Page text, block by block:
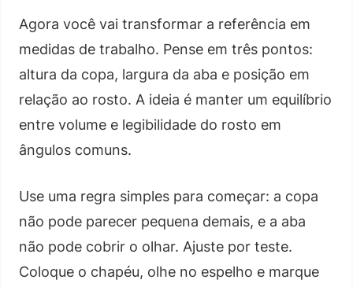
Agora você vai transformar a referência em
medidas de trabalho. Pense em três pontos:
altura da copa, largura da aba e posição em
relação ao rosto. A ideia é manter um equilíbrio
entre volume e legibilidade do rosto em
ângulos comuns.
Use uma regra simples para começar: a copa
não pode parecer pequena demais, e a aba
não pode cobrir o olhar. Ajuste por teste.
Coloque o chapéu, olhe no espelho e marque